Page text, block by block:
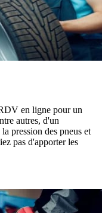
en ligne pour un
autres, d'un
pression des pneus et
pas d'apporter les